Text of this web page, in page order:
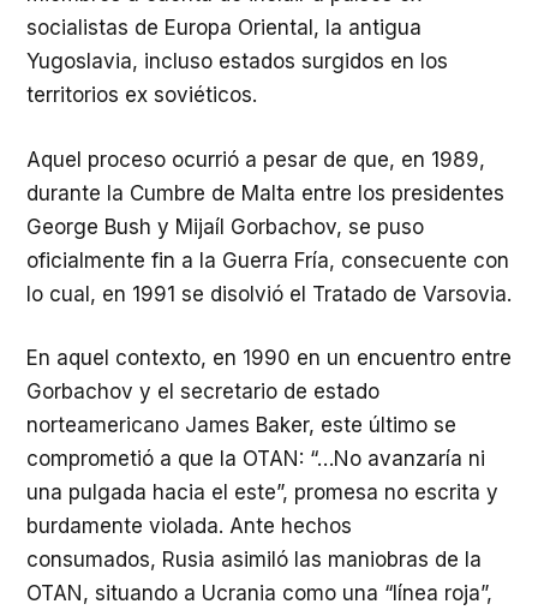
socialistas de Europa Oriental, la antigua
Yugoslavia, incluso estados surgidos en los
territorios ex soviéticos.
Aquel proceso ocurrió a pesar de que, en 1989,
durante la Cumbre de Malta entre los presidentes
George Bush y Mijaíl Gorbachov, se puso
oficialmente fin a la Guerra Fría, consecuente con
lo cual, en 1991 se disolvió el Tratado de Varsovia.
En aquel contexto, en 1990 en un encuentro entre
Gorbachov y el secretario de estado
norteamericano James Baker, este último se
comprometió a que la OTAN: “…No avanzaría ni
una pulgada hacia el este”, promesa no escrita y
burdamente violada. Ante hechos
consumados, Rusia asimiló las maniobras de la
OTAN, situando a Ucrania como una “línea roja”,